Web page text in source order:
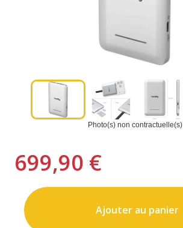
Photo(s) non contractuelle(s)
699,90 €
Ajouter au panier